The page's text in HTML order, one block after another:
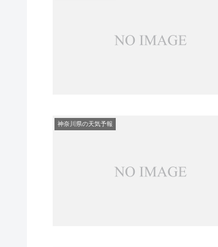
神奈川県の天気予報